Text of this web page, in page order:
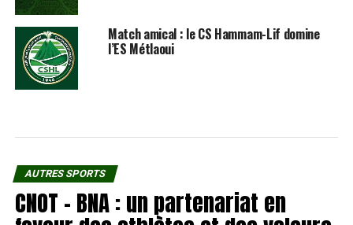
Match amical : le CS Hammam-Lif domine
l’ES Métlaoui
AUTRES SPORTS
CNOT – BNA : un partenariat en